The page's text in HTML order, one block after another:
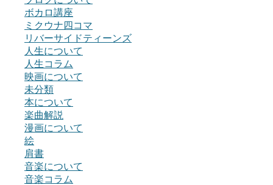
ボカロ講座
ミクウナ四コマ
リバーサイドティーンズ
人生について
人生コラム
映画について
未分類
本について
楽曲解説
漫画について
絵
肩書
音楽について
音楽コラム